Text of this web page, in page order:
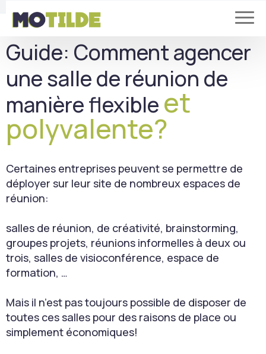
Guide: Comment agencer
une salle de réunion de
manière flexible et
polyvalente?
Certaines entreprises peuvent se permettre de
déployer sur leur site de nombreux espaces de
réunion:
salles de réunion, de créativité, brainstorming,
groupes projets, réunions informelles à deux ou
trois, salles de visioconférence, espace de
formation, …
Mais il n’est pas toujours possible de disposer de
toutes ces salles pour des raisons de place ou
simplement économiques!